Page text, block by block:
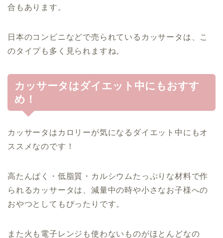
合もあります。
日本のコンビニなどで売られているカッサータは、こ
のタイプも多く見られますね。
カッサータはダイエット中にもおすす
め！
カッサータはカロリーが気になるダイエット中にもオ
ススメなのです！
高たんぱく・低脂質・カルシウムたっぷりな材料で作
られるカッサータは、減量中の時や小さなお子様への
おやつとしてもぴったりです。
また火も電子レンジも使わないものがほとんどなの